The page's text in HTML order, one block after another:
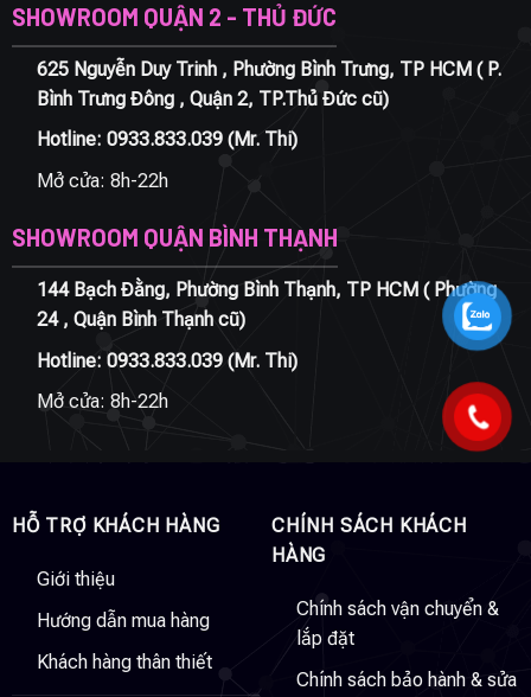
SHOWROOM QUẬN 2 - THỦ ĐỨC
625 Nguyễn Duy Trinh , Phường Bình Trưng, TP HCM ( P.
Bình Trưng Đông , Quận 2, TP.Thủ Đức cũ)
Hotline: 0933.833.039(Mr. Thi)
Mở cửa: 8h-22h
SHOWROOM QUẬN BÌNH THẠNH
144 Bạch Đằng, Phường Bình Thạnh, TP HCM ( Phường
24 , Quận Bình Thạnh cũ)
Hotline: 0933.833.039(Mr. Thi)
Mở cửa: 8h-22h
HỖ TRỢ KHÁCH HÀNG
Giới thiệu
Hướng dẫn mua hàng
Khách hàng thân thiết
CHÍNH SÁCH KHÁCH
HÀNG
Chính sách vận chuyển &
lắp đặt
Chính sách bảo hành & sửa